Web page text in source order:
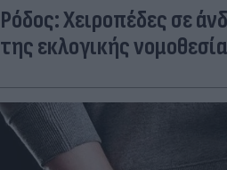
Ρόδος: Χειροπέδες σε
της εκλογικής